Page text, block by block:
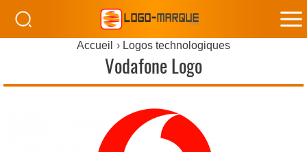
Accueil Logos technologiques
Vodafone Logo